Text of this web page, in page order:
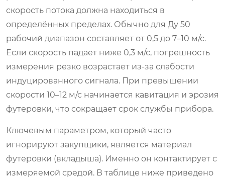
скорость потока должна находиться в
определённых пределах. Обычно для Ду 50
рабочий диапазон составляет от 0,5 до 7–10 м/с.
Если скорость падает ниже 0,3 м/с, погрешность
измерения резко возрастает из-за слабости
индуцированного сигнала. При превышении
скорости 10–12 м/с начинается кавитация и эрозия
футеровки, что сокращает срок службы прибора.
Ключевым параметром, который часто
игнорируют закупщики, является материал
футеровки (вкладыша). Именно он контактирует с
измеряемой средой. В таблице ниже приведено